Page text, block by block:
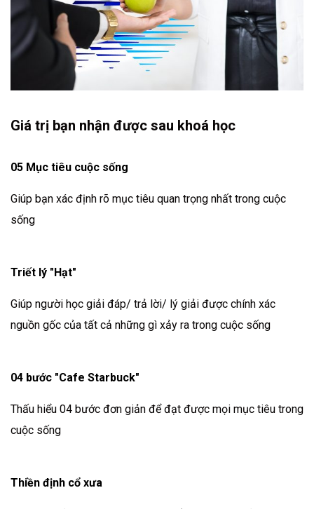
Giá trị bạn nhận được sau khoá học
05 Mục tiêu cuộc sống
Giúp bạn xác định rõ mục tiêu quan trọng nhất trong cuộc
sống
Triết lý "Hạt"
Giúp người học giải đáp/ trả lời/ lý giải được chính xác
nguồn gốc của tất cả những gì xảy ra trong cuộc sống
04 bước "Cafe Starbuck"
Thấu hiểu 04 bước đơn giản để đạt được mọi mục tiêu trong
cuộc sống
Thiền định cổ xưa